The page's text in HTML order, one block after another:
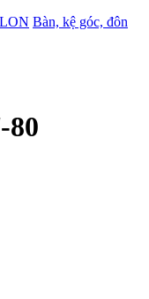
Bàn, kệ góc, đôn
80